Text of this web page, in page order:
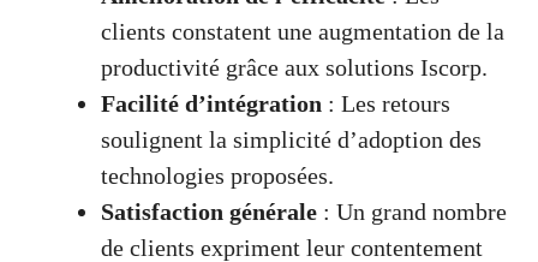
clients constatent une augmentation de la
productivité grâce aux solutions Iscorp.
Facilité d’intégration : Les retours
soulignent la simplicité d’adoption des
technologies proposées.
Satisfaction générale : Un grand nombre
de clients expriment leur contentement